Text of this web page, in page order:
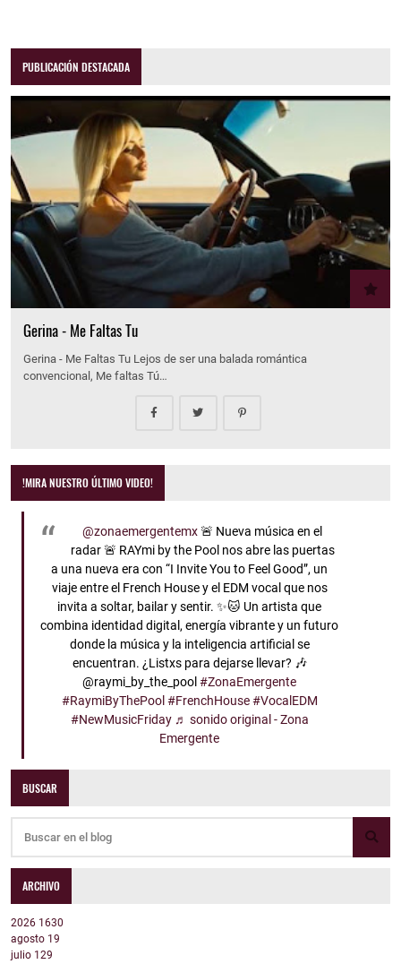
PUBLICACIÓN DESTACADA
Gerina - Me Faltas Tu
Gerina - Me Faltas Tu Lejos de ser una balada romántica
convencional, Me faltas Tú…
!MIRA NUESTRO ÚLTIMO VIDEO!
@zonaemergentemx🚨 Nueva música en el
radar 🚨 RAYmi by the Pool nos abre las puertas
a una nueva era con “I Invite You to Feel Good”, un
viaje entre el French House y el EDM vocal que nos
invita a soltar, bailar y sentir. ✨🐱 Un artista que
combina identidad digital, energía vibrante y un futuro
donde la música y la inteligencia artificial se
encuentran. ¿Listxs para dejarse llevar? 🎶
@raymi_by_the_pool#ZonaEmergente
#RaymiByThePool #FrenchHouse #VocalEDM
#NewMusicFriday ♬ sonido original - Zona
Emergente
BUSCAR
ARCHIVO
2026 1630
agosto 19
julio 129